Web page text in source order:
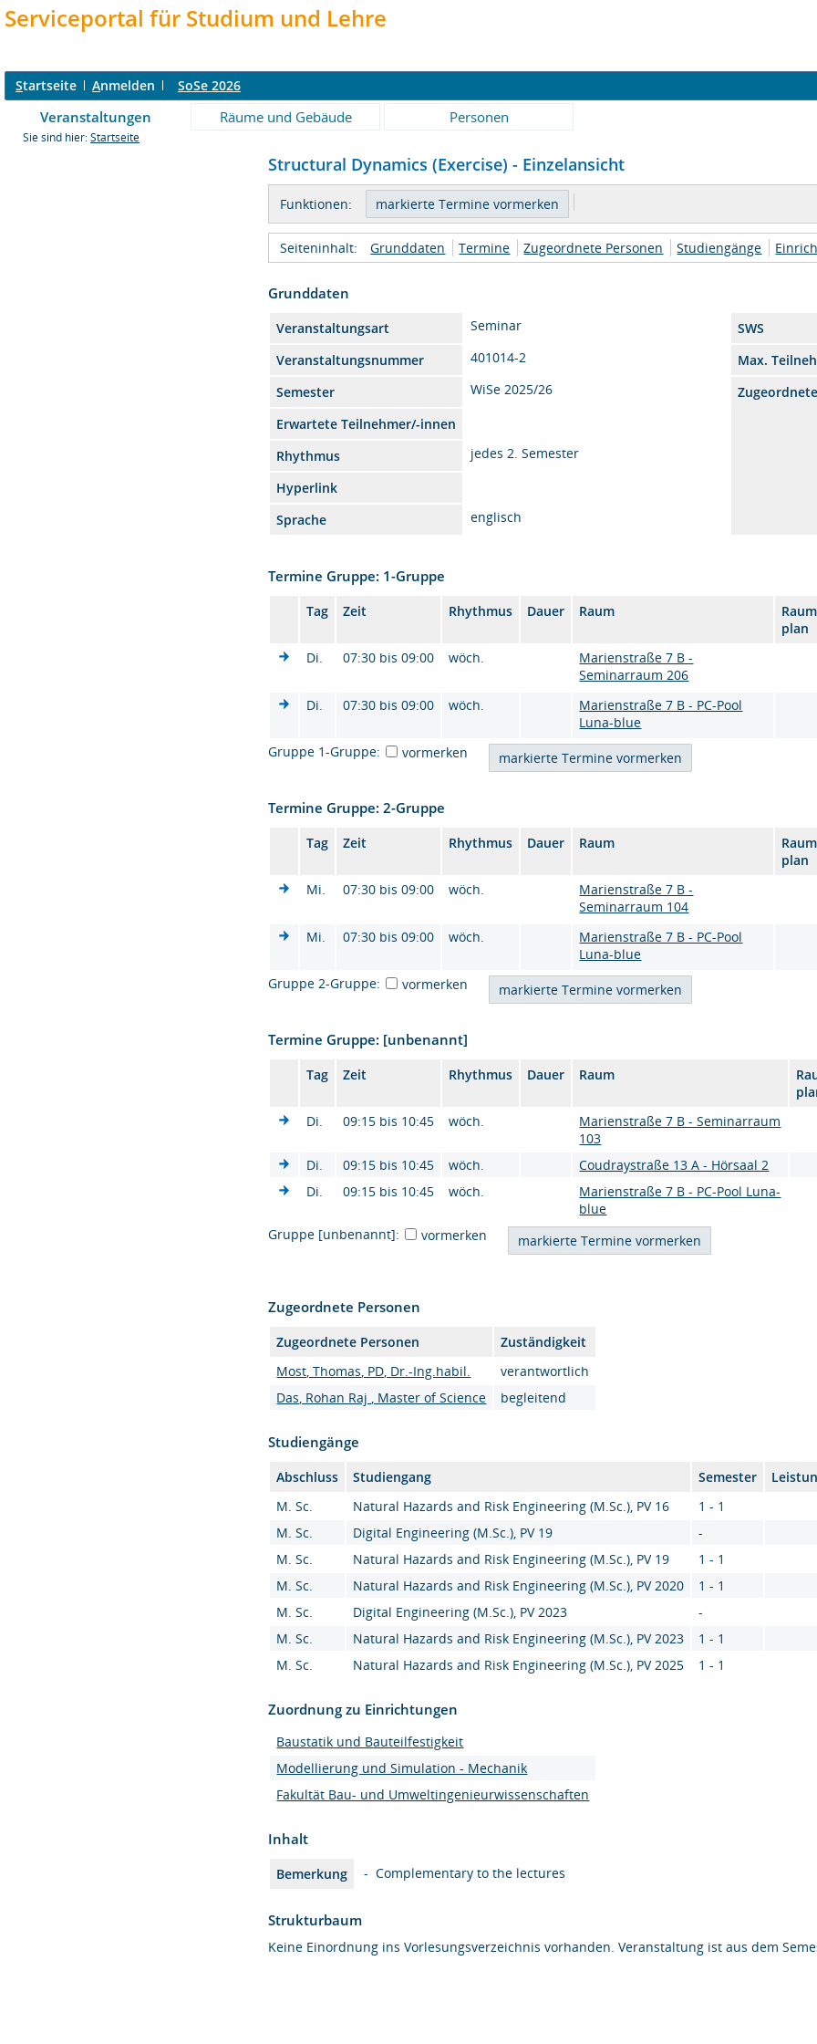
Serviceportal für Studium und Lehre
Startseite Anmelden SoSe 2026
Veranstaltungen Räume und Gebäude Personen
Sie sind hier: Startseite
Structural Dynamics (Exercise) - Einzelansicht
Funktionen:
Seiteninhalt: Grunddaten Termine Zugeordnete Personen Studiengänge
Grunddaten
Veranstaltungsart Seminar SWS
Veranstaltungsnummer
401014-2
Max.
Semester
WiSe 2025/26
Erwartete Teilnehmer/-innen
Rhythmus
jedes 2. Semester
Hyperlink
Sprache
englisch
Termine Gruppe: 1-Gruppe
Tag Zeit Rhythmus Dauer Raum
plan
Di.
07:30 bis 09:00 wöch.
Marienstraße 7 B -
Seminarraum 206
Di.
07:30 bis 09:00 wöch.
Marienstraße 7 B - PC-Pool
Luna-blue
Gruppe 1-Gruppe:
vormerken
Termine Gruppe: 2-Gruppe
Tag Zeit Rhythmus Dauer Raum
plan
Mi.
07:30 bis 09:00 wöch.
Marienstraße 7 B -
Seminarraum 104
Mi.
07:30 bis 09:00 wöch.
Marienstraße 7 B - PC-Pool
Luna-blue
Gruppe 2-Gruppe:
vormerken
Termine Gruppe: [unbenannt]
Tag Zeit Rhythmus Dauer Raum
Di.
09:15 bis 10:45 wöch.
Marienstraße 7 B - Seminarraum
103
Di.
09:15 bis 10:45 wöch.
Coudraystraße 13 A - Hörsaal 2
Di.
09:15 bis 10:45 wöch.
Marienstraße 7 B - PC-Pool Luna-
blue
Gruppe [unbenannt]:
vormerken
Zugeordnete Personen
Zugeordnete Personen
Zuständigkeit
Most, Thomas, PD, Dr.-Ing.habil.
verantwortlich
Das, Rohan Raj , Master of Science
begleitend
Studiengänge
Abschluss Studiengang Semester
M. Sc.
Natural Hazards and Risk Engineering (M.Sc.), PV 16
1 - 1
M. Sc.
Digital Engineering (M.Sc.), PV 19
-
M. Sc.
Natural Hazards and Risk Engineering (M.Sc.), PV 19
1 - 1
M. Sc.
Natural Hazards and Risk Engineering (M.Sc.), PV 2020
1 - 1
M. Sc.
Digital Engineering (M.Sc.), PV 2023
-
M. Sc.
Natural Hazards and Risk Engineering (M.Sc.), PV 2023
1 - 1
M. Sc.
Natural Hazards and Risk Engineering (M.Sc.), PV 2025 1 - 1
Zuordnung zu Einrichtungen
Baustatik und Bauteilfestigkeit
Modellierung und Simulation - Mechanik
Fakultät Bau- und Umweltingenieurwissenschaften
Inhalt
Bemerkung - Complementary to the lectures
Strukturbaum
Keine Einordnung ins Vorlesungsverzeichnis vorhanden. Veranstaltung ist aus dem